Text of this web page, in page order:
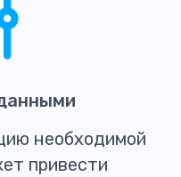
необходимой
привести